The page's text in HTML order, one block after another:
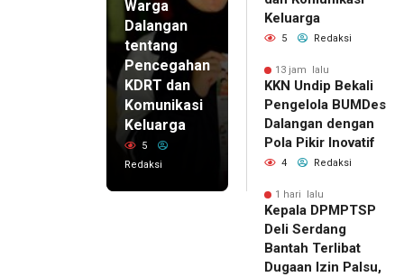
Warga
Dalangan
tentang
Pencegahan
KDRT dan
Komunikasi
Keluarga
5
Redaksi
Keluarga
5 Redaksi
13 jam lalu
KKN Undip Bekali
Pengelola BUMDes
Dalangan dengan
Pola Pikir Inovatif
4 Redaksi
1 hari lalu
Kepala DPMPTSP
Deli Serdang
Bantah Terlibat
Dugaan Izin Palsu,